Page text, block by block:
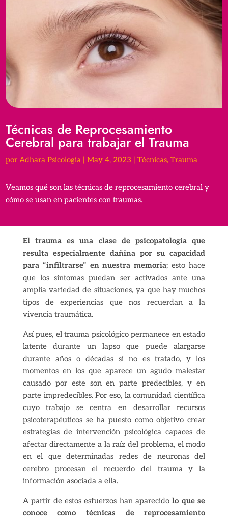
Técnicas de Reprocesamiento
Cerebral para trabajar el Trauma
porAdhara Psicologia |May 4, 2023 |Técnicas,Trauma
Veamos qué son las técnicas de reprocesamiento cerebral y
cómo se usan en pacientes con traumas.
El trauma es una clase de psicopatología que
resulta especialmente dañina por su capacidad
para “infiltrarse” en nuestra memoria; esto hace
que los síntomas puedan ser activados ante una
amplia variedad de situaciones, ya que hay muchos
tipos de experiencias que nos recuerdan a la
vivencia traumática.
Así pues, el trauma psicológico permanece en estado
latente durante un lapso que puede alargarse
durante años o décadas si no es tratado, y los
momentos en los que aparece un agudo malestar
causado por este son en parte predecibles, y en
parte impredecibles. Por eso, la comunidad científica
cuyo trabajo se centra en desarrollar recursos
psicoterapéuticos se ha puesto como objetivo crear
estrategias de intervención psicológica capaces de
afectar directamente a la raíz del problema, el modo
en el que determinadas redes de neuronas del
cerebro procesan el recuerdo del trauma y la
información asociada a ella.
A partir de estos esfuerzos han aparecidolo que se
conoce como técnicas de reprocesamiento